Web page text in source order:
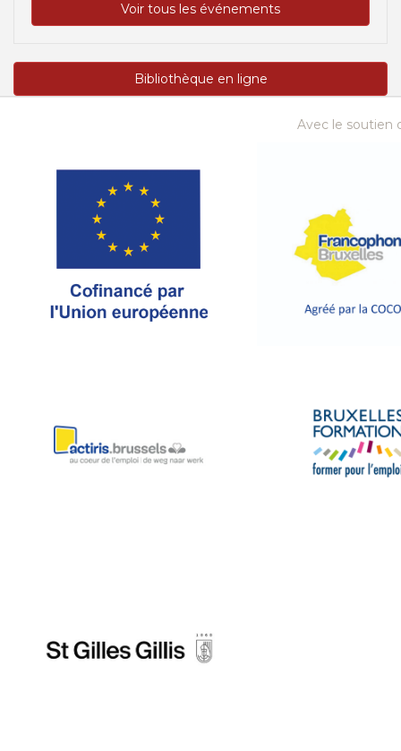
Voir tous les événements
Bibliothèque en ligne
Avec le soutien